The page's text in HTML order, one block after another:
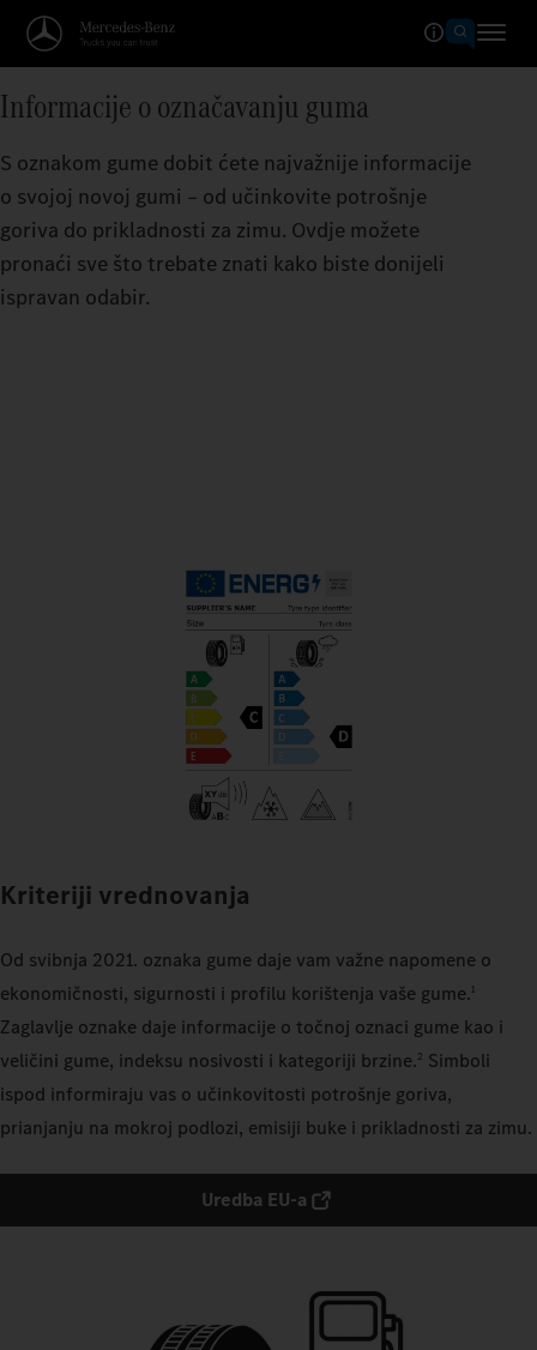
Informacije o označavanju guma
S oznakom gume dobit ćete najvažnije informacije
o svojoj novoj gumi – od učinkovite potrošnje
goriva do prikladnosti za zimu. Ovdje možete
pronaći sve što trebate znati kako biste donijeli
ispravan odabir.
Kriteriji vrednovanja
Od svibnja 2021. oznaka gume daje vam važne napomene o
ekonomičnosti, sigurnosti i profilu korištenja vaše gume.1
Zaglavlje oznake daje informacije o točnoj oznaci gume kao i
veličini gume, indeksu nosivosti i kategoriji brzine.2 Simboli
ispod informiraju vas o učinkovitosti potrošnje goriva,
prianjanju na mokroj podlozi, emisiji buke i prikladnosti za zimu.
Uredba EU-a